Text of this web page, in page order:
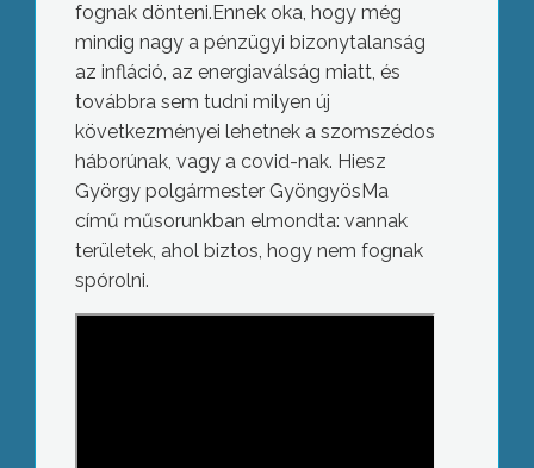
fognak dönteni.Ennek oka, hogy még
mindig nagy a pénzügyi bizonytalanság
az infláció, az energiaválság miatt, és
továbbra sem tudni milyen új
következményei lehetnek a szomszédos
háborúnak, vagy a covid-nak. Hiesz
György polgármester GyöngyösMa
című műsorunkban elmondta: vannak
területek, ahol biztos, hogy nem fognak
spórolni.